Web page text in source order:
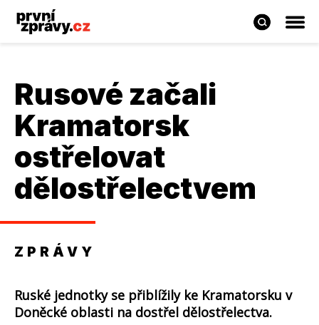
Rusové začali
Kramatorsk
ostřelovat
dělostřelectvem
ZPRÁVY
Ruské jednotky se přiblížily ke Kramatorsku v
Doněcké oblasti na dostřel dělostřelectva.